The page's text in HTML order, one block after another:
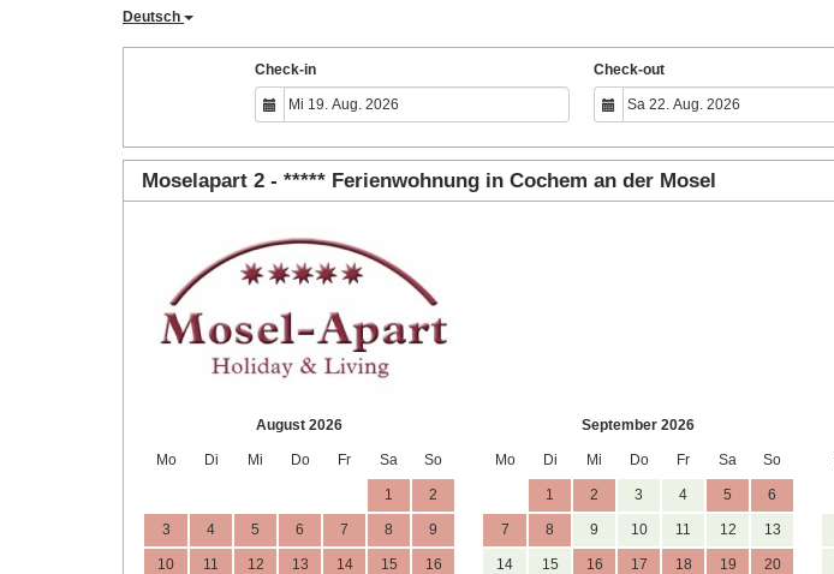
Deutsch
Check-in Check-out
Moselapart 2 - ***** Ferienwohnung in Cochem an der Mosel
August 2026
Mo Di Mi Do Fr Sa So
1 2
3 4 5 6 7 8 9
10 11 12 13 14 15 16
September 2026
Mo Di Mi Do Fr Sa So
1 2 3 4 5 6
7 8 9 10 11 12 13
14 15 16 17 18 19 20